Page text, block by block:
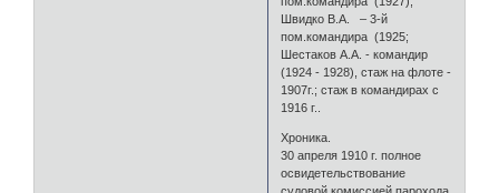
Швидко В.А. – 3-й
пом.командира (1925;
Шестаков А.А. - командир
(1924 - 1928), стаж на флоте -
1907г.; стаж в командирах с
1916 г..
Хроника.
30 апреля 1910 г. полное
освидетельствование